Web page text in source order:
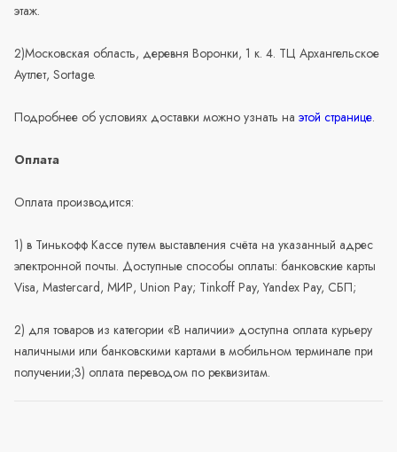
этаж.
2)Московская область, деревня Воронки, 1 к. 4. ТЦ Архангельское
Аутлет, Sortage.
Подробнее об условиях доставки можно узнать на этой странице.
Оплата
Оплата производится:
1) в Тинькофф Кассе путем выставления счёта на указанный адрес
электронной почты. Доступные способы оплаты: банковские карты
Visa, Mastercard, МИР, Union Pay; Tinkoff Pay, Yandex Pay, СБП;
2) для товаров из категории «В наличии» доступна оплата курьеру
наличными или банковскими картами в мобильном терминале при
получении;3) оплата переводом по реквизитам.